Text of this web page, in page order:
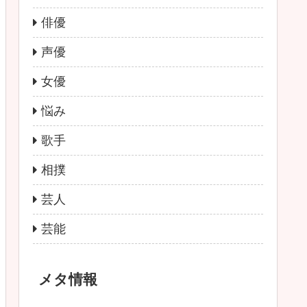
俳優
声優
女優
悩み
歌手
相撲
芸人
芸能
メタ情報